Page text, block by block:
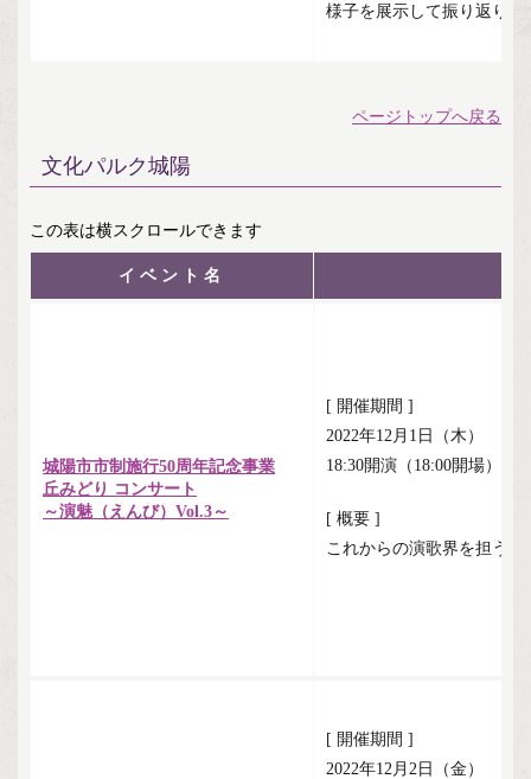
様子を展示して振り返りま
ページトップへ戻る
文化パルク城陽
イベント名
城陽市市制施行50周年記念事業
丘みどり コンサート
～演魅（えんび）Vol.3～
[ 開催期間 ]
2022年12月1日（木）
18:30開演（18:00開場）
[ 概要 ]
これからの演歌界を担う
[ 開催期間 ]
2022年12月2日（金）